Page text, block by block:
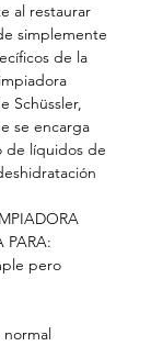
al restaurar
simplemente
de la
Schüssler,
se encarga
de líquidos de
PARA:
pero
normal